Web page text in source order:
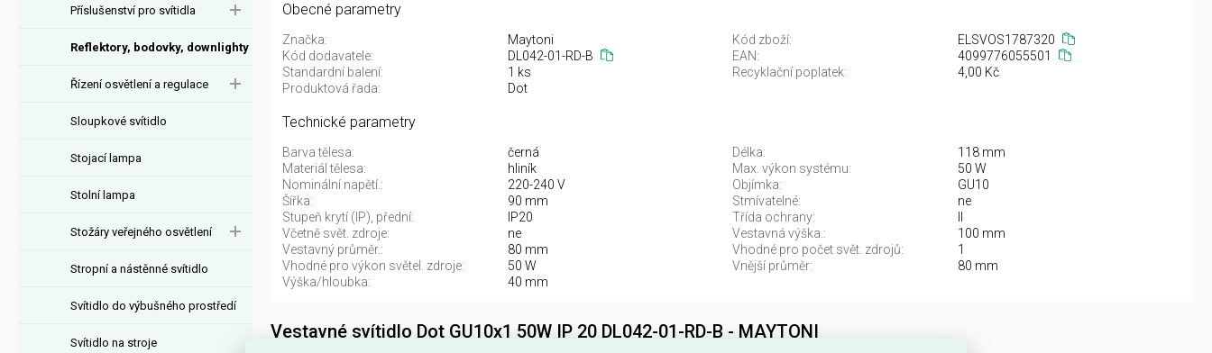
Příslušenství pro svítidla
Reflektory, bodovky, downlighty
Řízení osvětlení a regulace
Sloupkové svítidlo
Stojací lampa
Stolní lampa
Stožáry veřejného osvětlení
Stropní a nástěnné svítidlo
Svítidlo do výbušného prostředí
Svítidlo na stroje
Obecné parametry
Značka: Maytoni Kód zboží:
ELSVOS1787320
Kód dodavatele:
DL042-01-RD-B EAN:
4099776055501
Standardní balení:
1 ks Recyklační poplatek:
4,00 Kč
Produktová řada:
Dot
Technické parametry
Barva tělesa: černá Délka:
118 mm
Materiál tělesa:
hliník Max. výkon systému:
50 W
Nominální napětí.:
220-240 V Objímka:
GU10
Šířka:
90 mm Stmívatelné:
ne
Stupeň krytí (IP), přední:
IP20 Třída ochrany:
Včetně svět. zdroje:
ne Vestavná výška.:
100 mm
Vestavný průměr.:
80 mm Vhodné pro počet svět. zdrojů:
1
Vhodné pro výkon světel. zdroje:
50 W Vnější průměr:
80 mm
Výška/hloubka:
40 mm
Vestavné svítidlo Dot GU10x1 50W IP 20 DL042-01-RD-B - MAYTONI